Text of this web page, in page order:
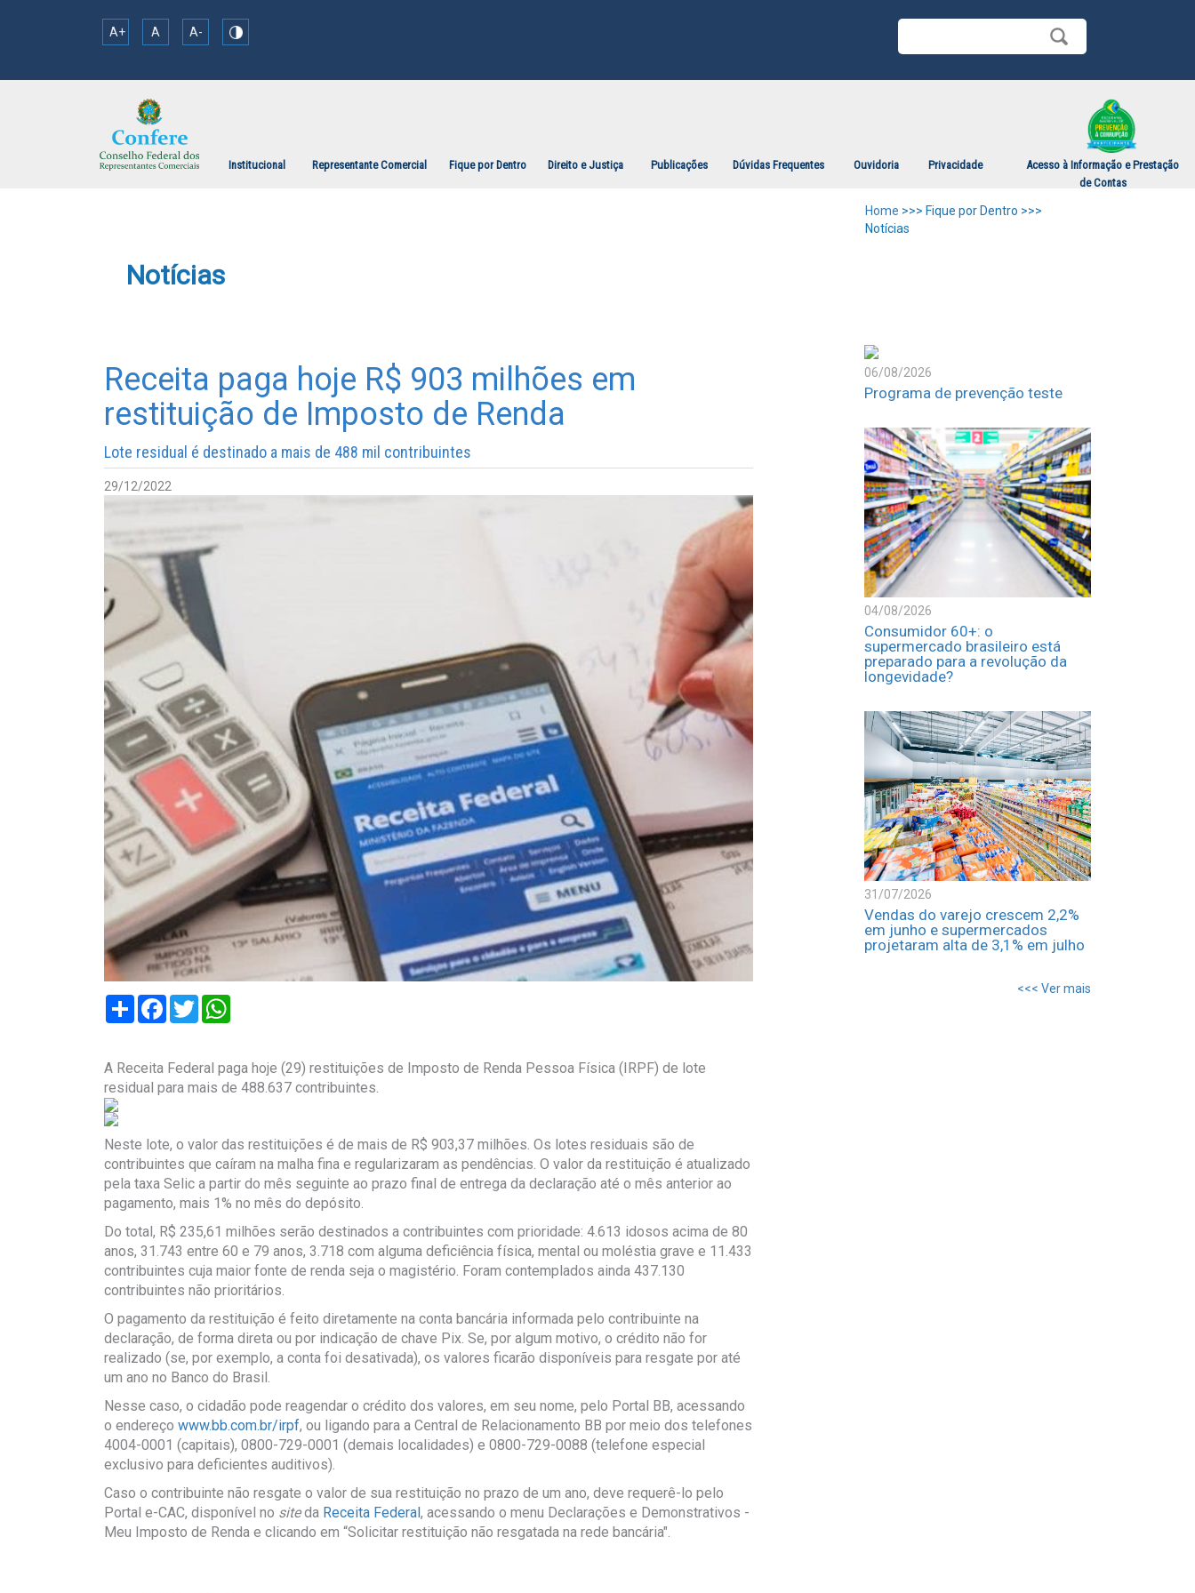
A+ A A-
Institucional Representante Comercial Fique por Dentro Direito e Justiça Publicações Dúvidas Frequentes Ouvidoria Privacidade
Acesso à Informação e Prestação
de Contas
Home >>> Fique por Dentro >>>
Notícias
Notícias
Receita paga hoje R$ 903 milhões em
restituição de Imposto de Renda
Lote residual é destinado a mais de 488 mil contribuintes
29/12/2022
Compartilhar
Facebook
Twitter
A Receita Federal paga hoje (29) restituições de Imposto de Renda Pessoa Física (IRPF) de lote
residual para mais de 488.637 contribuintes.
Neste lote, o valor das restituições é de mais de R$ 903,37 milhões. Os lotes residuais são de
contribuintes que caíram na malha fina e regularizaram as pendências. O valor da restituição é atualizado
pela taxa Selic a partir do mês seguinte ao prazo final de entrega da declaração até o mês anterior ao
pagamento, mais 1% no mês do depósito.
Do total, R$ 235,61 milhões serão destinados a contribuintes com prioridade: 4.613 idosos acima de 80
anos, 31.743 entre 60 e 79 anos, 3.718 com alguma deficiência física, mental ou moléstia grave e 11.433
contribuintes cuja maior fonte de renda seja o magistério. Foram contemplados ainda 437.130
contribuintes não prioritários.
O pagamento da restituição é feito diretamente na conta bancária informada pelo contribuinte na
declaração, de forma direta ou por indicação de chave Pix. Se, por algum motivo, o crédito não for
realizado (se, por exemplo, a conta foi desativada), os valores ficarão disponíveis para resgate por até
um ano no Banco do Brasil.
Nesse caso, o cidadão pode reagendar o crédito dos valores, em seu nome, pelo Portal BB, acessando
o endereço www.bb.com.br/irpf, ou ligando para a Central de Relacionamento BB por meio dos telefones
4004-0001 (capitais), 0800-729-0001 (demais localidades) e 0800-729-0088 (telefone especial
exclusivo para deficientes auditivos).
Caso o contribuinte não resgate o valor de sua restituição no prazo de um ano, deve requerê-lo pelo
Portal e-CAC, disponível no siteda Receita Federal, acessando o menu Declarações e Demonstrativos -
Meu Imposto de Renda e clicando em “Solicitar restituição não resgatada na rede bancária".
06/08/2026
Programa de prevenção teste
04/08/2026
Consumidor 60+: o
supermercado brasileiro está
preparado para a revolução da
longevidade?
31/07/2026
Vendas do varejo crescem 2,2%
em junho e supermercados
projetaram alta de 3,1% em julho
<<< Ver mais